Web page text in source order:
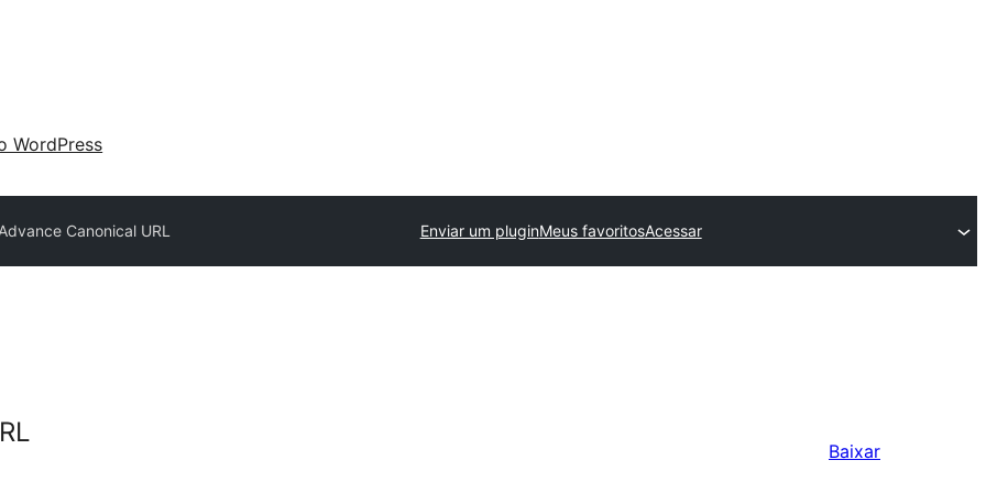
WordPress
Advance Canonical URL Enviar um pluginMeus favoritosAcessar
Baixar